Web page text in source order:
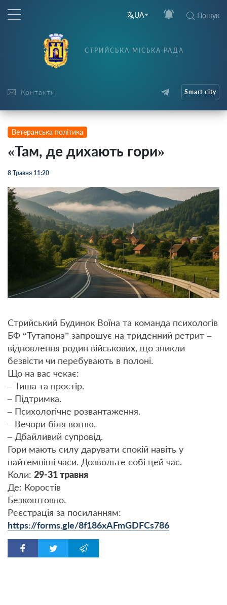
UA Пошук
Контакти
СТРИЙСЬКА МІСЬКА РАДА
Smart city
Ветеранська політика
«Там, де дихають гори»
8 Травня 11:20
Стрийський Будинок Воїна та команда психологів
БФ “Тутапона” запрошує на триденний ретрит –
відновлення родин військових, що зникли
безвісти чи перебувають в полоні.
Що на вас чекає:
– Тиша та простір.
– Підтримка.
– Психологічне розвантаження.
– Вечори біля вогню.
– Дбайливий супровід.
Гори мають силу дарувати спокій навіть у
найтемніші часи. Дозвольте собі цей час.
Коли: 29-31 травня
Де: Коростів
Безкоштовно.
Реєстрація за посиланням:
https://forms.gle/8f186xAFmGDFCs786